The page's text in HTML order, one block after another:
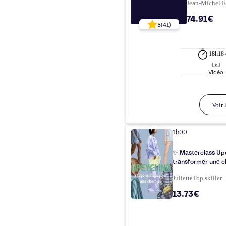
5(41)
Jean-Michel
74.91€
18h18
Vidéo
Voir
1h00
✨ Masterclass
transformer une
JulietteTop skiller
13.73€